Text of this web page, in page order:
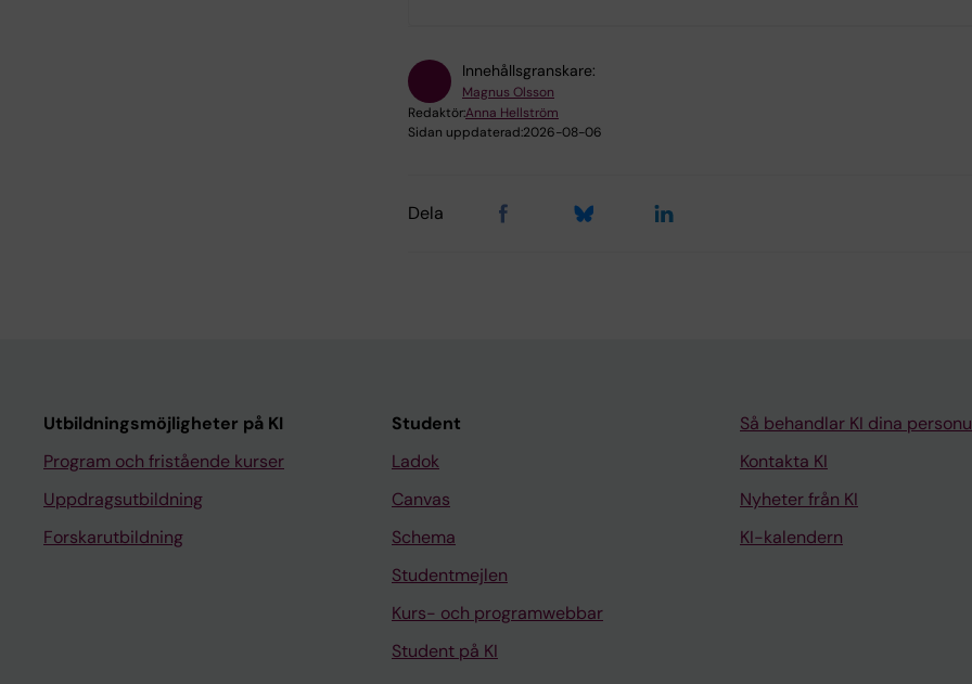
Innehållsgranskare:
Magnus Olsson
Redaktör:Anna Hellström
Sidan uppdaterad:2026-08-06
Dela
Utbildningsmöjligheter på KI
Program och fristående kurser
Uppdragsutbildning
Forskarutbildning
Student
Ladok
Canvas
Schema
Studentmejlen
Kurs- och programwebbar
Student på KI
Så behandlar KI dina
Kontakta KI
Nyheter från KI
KI-kalendern